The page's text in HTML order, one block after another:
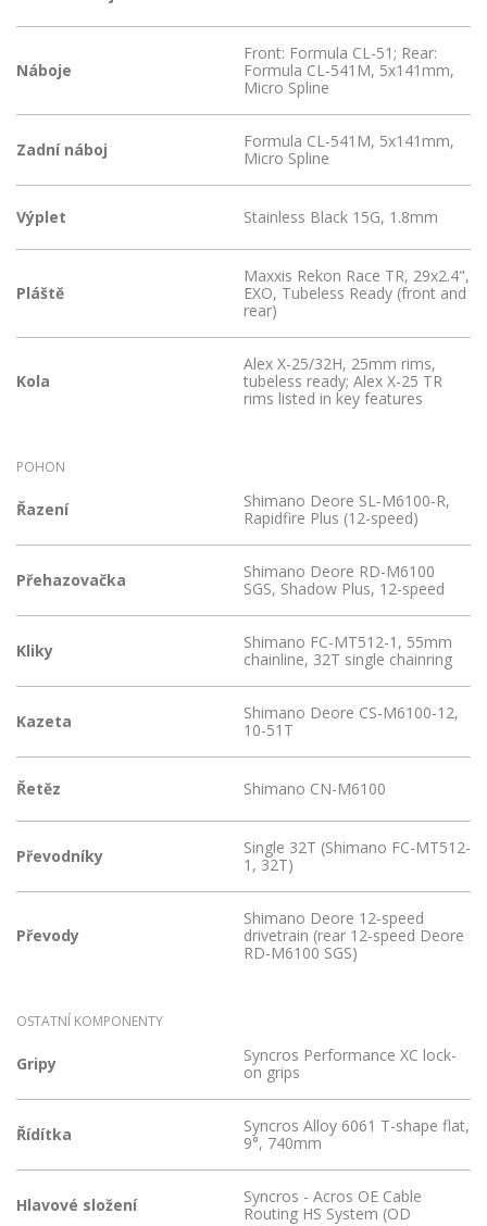
Náboje
Front: Formula CL-51; Rear:
Formula CL-541M, 5x141mm,
Micro Spline
Zadní náboj
Formula CL-541M, 5x141mm,
Micro Spline
Výplet Stainless Black 15G, 1.8mm
Pláště
Maxxis Rekon Race TR, 29x2.4",
EXO, Tubeless Ready (front and
rear)
Kola
Alex X-25/32H, 25mm rims,
tubeless ready; Alex X-25 TR
rims listed in key features
POHON
Řazení
Shimano Deore SL-M6100-R,
Rapidfire Plus (12-speed)
Přehazovačka
Shimano Deore RD-M6100
SGS, Shadow Plus, 12-speed
Kliky
Shimano FC-MT512-1, 55mm
chainline, 32T single chainring
Kazeta
Shimano Deore CS-M6100-12,
10-51T
Řetěz Shimano CN-M6100
Převodníky
Single 32T (Shimano FC-MT512-
1, 32T)
Převody
Shimano Deore 12-speed
drivetrain (rear 12-speed Deore
RD-M6100 SGS)
OSTATNÍ KOMPONENTY
Gripy
Syncros Performance XC lock-
on grips
Řídítka
Syncros Alloy 6061 T-shape flat,
9°, 740mm
Hlavové složení
Syncros - Acros OE Cable
Routing HS System (OD